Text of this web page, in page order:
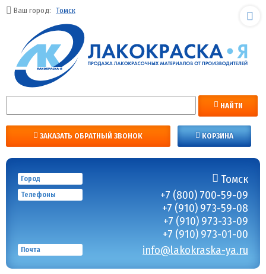
Ваш город: Томск
НАЙТИ
ЗАКАЗАТЬ ОБРАТНЫЙ ЗВОНОК КОРЗИНА
Город Томск
Телефоны
+7 (800) 700-59-09
+7 (910) 973-59-08
+7 (910) 973-33-09
+7 (910) 973-01-00
Почта info@lakokraska-ya.ru